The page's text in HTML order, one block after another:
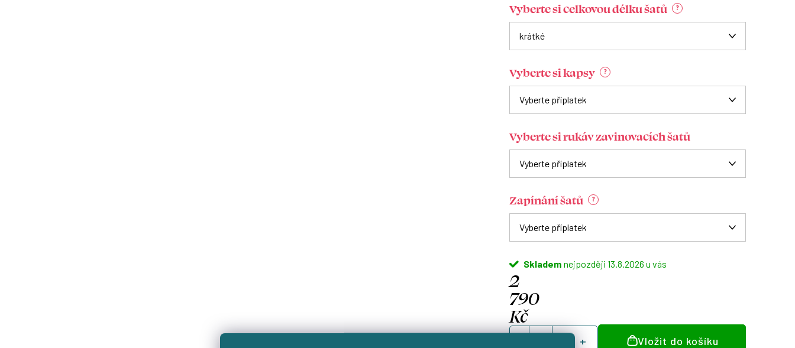
Vyberte si celkovou délku šatů ?
Vyberte si kapsy ?
Vyberte si rukáv zavinovacích šatů
Zapínání šatů ?
Skladem 13.8.2026
2
790
Kč
Měrná
Vložit do košíku